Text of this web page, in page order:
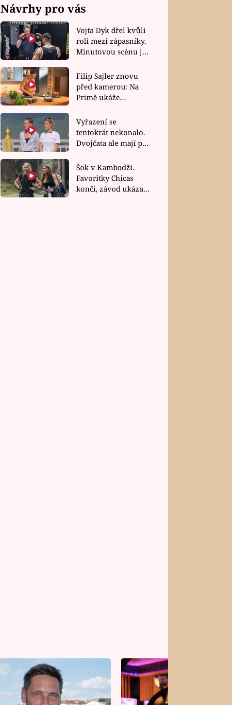
Návrhy pro vás
Vojta Dyk dřel kvůli
roli mezi zápasníky.
Minutovou scénu jel
Filip Sajler znovu
před kamerou: Na
Primě ukáže
rychlé recepty
Vyřazení se
tentokrát nekonalo.
Dvojčata ale mají po
závodu nůž na krku
Šok v Kambodži.
Favoritky Chicas
končí, závod ukázal